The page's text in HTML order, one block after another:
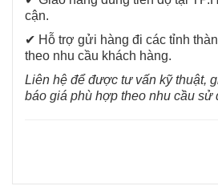
cận.
✔ Hỗ trợ gửi hàng đi các tỉnh
theo nhu cầu khách hàng.
Liên hệ để được tư vấn kỹ thuật,
báo giá phù hợp theo nhu cầu sử